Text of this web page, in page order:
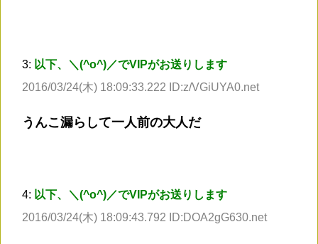
3: 以下、＼(^o^)／でVIPがお送りします
2016/03/24(木) 18:09:33.222 ID:z/VGiUYA0.net
うんこ漏らして一人前の大人だ
4: 以下、＼(^o^)／でVIPがお送りします
2016/03/24(木) 18:09:43.792 ID:DOA2gG630.net